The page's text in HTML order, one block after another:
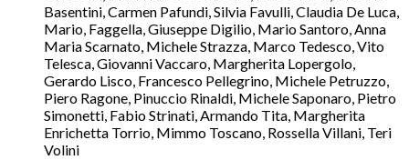
Basentini, Carmen Pafundi, Silvia Favulli, Claudia De Luca,
Mario, Faggella, Giuseppe Digilio, Mario Santoro, Anna
Maria Scarnato, Michele Strazza, Marco Tedesco, Vito
Telesca, Giovanni Vaccaro, Margherita Lopergolo,
Gerardo Lisco, Francesco Pellegrino, Michele Petruzzo,
Piero Ragone, Pinuccio Rinaldi, Michele Saponaro, Pietro
Simonetti, Fabio Strinati, Armando Tita, Margherita
Enrichetta Torrio, Mimmo Toscano, Rossella Villani, Teri
Volini